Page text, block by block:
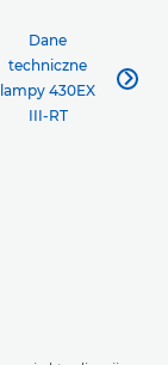
Dane
techniczne
lampy 430EX
III-RT
